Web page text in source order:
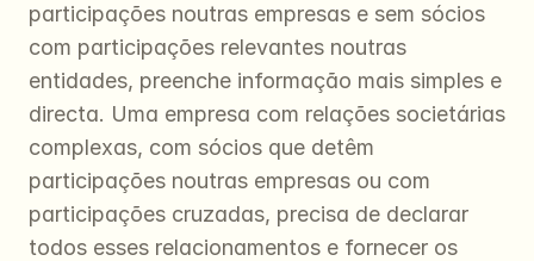
participações noutras empresas e sem sócios
com participações relevantes noutras
entidades, preenche informação mais simples e
directa. Uma empresa com relações societárias
complexas, com sócios que detêm
participações noutras empresas ou com
participações cruzadas, precisa de declarar
todos esses relacionamentos e fornecer os